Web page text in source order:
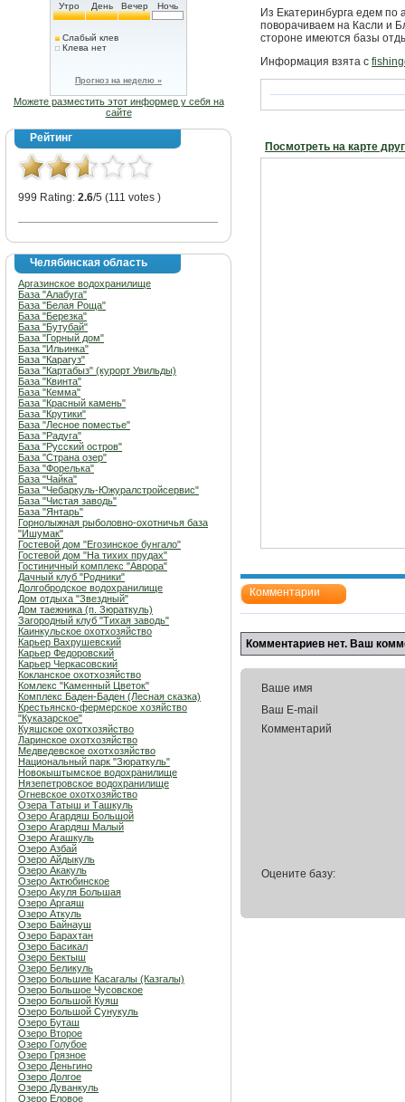
Утро День Вечер Ночь
Слабый клев
Клева нет
Прогноз на неделю »
Можете разместить этот информер у себя на
сайте
Рейтинг
999 Rating: 2.6/5 (111 votes )
Челябинская область
Аргазинское водохранилище
База "Алабуга"
База "Белая Роща"
База "Березка"
База "Бутубай"
База "Горный дом"
База "Ильинка"
База "Карагуз"
База "Картабыз" (курорт Увильды)
База "Квинта"
База "Кемма"
База "Красный камень"
База "Крутики"
База "Лесное поместье"
База "Радуга"
База "Русский остров"
База "Страна озер"
База "Форелька"
База "Чайка"
База "Чебаркуль-Южуралстройсервис"
База "Чистая заводь"
База "Янтарь"
Горнолыжная рыболовно-охотничья база
"Ишумак"
Гостевой дом "Егозинское бунгало"
Гостевой дом "На тихих прудах"
Гостиничный комплекс "Аврора"
Дачный клуб "Родники"
Долгобродское водохранилище
Дом отдыха "Звездный"
Дом таежника (п. Зюраткуль)
Загородный клуб "Тихая заводь"
Каинкульское охотхозяйство
Карьер Вахрушевский
Карьер Федоровский
Карьер Черкасовский
Кокланское охотхозяйство
Комлекс "Каменный Цветок"
Комплекс Баден-Баден (Лесная сказка)
Крестьянско-фермерское хозяйство
"Куказарское"
Куяшское охотхозяйство
Ларинское охотхозяйство
Медведевское охотхозяйство
Национальный парк "Зюраткуль"
Новокыштымское водохранилище
Нязепетровское водохранилище
Огневское охотхозяйство
Озера Татыш и Ташкуль
Озеро Агардяш Большой
Озеро Агардяш Малый
Озеро Агашкуль
Озеро Азбай
Озеро Айдыкуль
Озеро Акакуль
Озеро Актюбинское
Озеро Акуля Большая
Озеро Аргаяш
Озеро Аткуль
Озеро Байнауш
Озеро Барахтан
Озеро Басикал
Озеро Бектыш
Озеро Беликуль
Озеро Большие Касагалы (Казгалы)
Озеро Большое Чусовское
Озеро Большой Куяш
Озеро Большой Сунукуль
Озеро Буташ
Озеро Второе
Озеро Голубое
Озеро Грязное
Озеро Деньгино
Озеро Долгое
Озеро Дуванкуль
Озеро Еловое
Из Екатеринбурга едем по
поворачиваем на Касли и
стороне имеются базы
Информация взята с
Посмотреть на карте
Комментарии
Комментариев нет. Ваш
Ваше имя
Ваш E-mail
Комментарий
Оцените базу: